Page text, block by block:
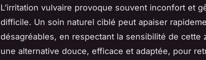
L’irritation vulvaire provoque souvent inconfort et
difficile. Un soin naturel ciblé peut apaiser
désagréables, en respectant la sensibilité de cette
une alternative douce, efficace et adaptée, pour